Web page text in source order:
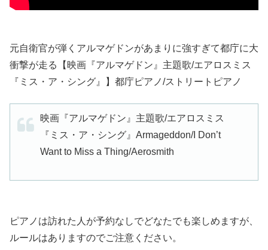
元自衛官が弾くアルマゲドンがあまりに強すぎて都庁に大
衝撃が走る【映画『アルマゲドン』主題歌/エアロスミス
『ミス・ア・シング』】都庁ピアノ/ストリートピアノ
映画『アルマゲドン』主題歌/エアロスミス
『ミス・ア・シング』Armageddon/I Don’t
Want to Miss a Thing/Aerosmith
東京都庁ピアノニュース
ピアノは訪れた人が予約なしでどなたでも楽しめますが、
ルールはありますのでご注意ください。